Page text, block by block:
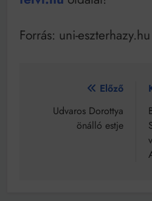
Forrás: uni-eszterhazy.hu
Bejegyzés
navigáció
Előző
Udvaros Dorottya
önálló estje